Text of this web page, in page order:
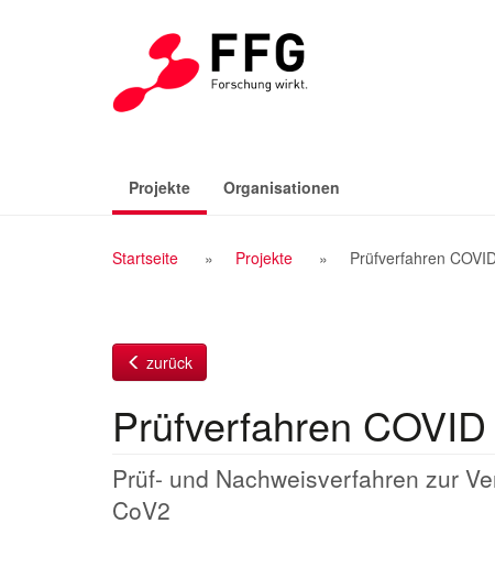
Projekte(aktiv)Organisationen
Breadcrumb
Startseite Projekte Prüfverfahren
zurück
Prüfverfahren COVID
Prüf- und Nachweisverfahren zur
CoV2